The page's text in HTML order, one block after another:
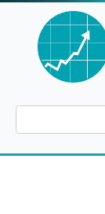
Перейти
контенту
Поиск: